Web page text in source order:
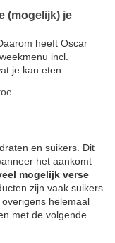
(mogelijk) je
heeft Oscar
incl.
je kan eten.
en suikers. Dit
het aankomt
mogelijk verse
zijn vaak suikers
helemaal
met de volgende